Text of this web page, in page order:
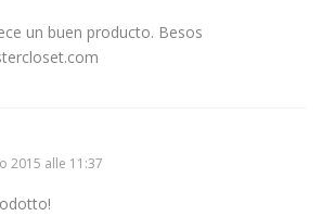
un buen producto. Besos
2015 alle 11:37